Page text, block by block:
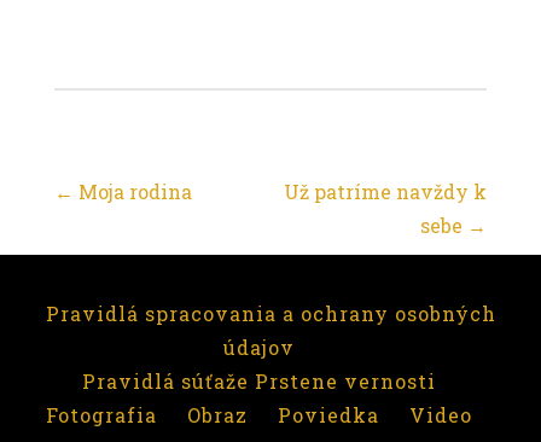
Post
navigation
← Moja rodina
Už patríme navždy k
sebe →
Pravidlá spracovania a ochrany osobných
údajov
Pravidlá súťaže Prstene vernosti
Fotografia
Obraz Poviedka Video